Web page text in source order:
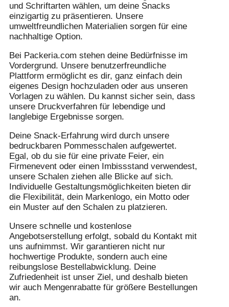
und Schriftarten wählen, um deine Snacks
einzigartig zu präsentieren. Unsere
umweltfreundlichen Materialien sorgen für eine
nachhaltige Option.
Bei Packeria.com stehen deine Bedürfnisse im
Vordergrund. Unsere benutzerfreundliche
Plattform ermöglicht es dir, ganz einfach dein
eigenes Design hochzuladen oder aus unseren
Vorlagen zu wählen. Du kannst sicher sein, dass
unsere Druckverfahren für lebendige und
langlebige Ergebnisse sorgen.
Deine Snack-Erfahrung wird durch unsere
bedruckbaren Pommesschalen aufgewertet.
Egal, ob du sie für eine private Feier, ein
Firmenevent oder einen Imbissstand verwendest,
unsere Schalen ziehen alle Blicke auf sich.
Individuelle Gestaltungsmöglichkeiten bieten dir
die Flexibilität, dein Markenlogo, ein Motto oder
ein Muster auf den Schalen zu platzieren.
Unsere schnelle und kostenlose
Angebotserstellung erfolgt, sobald du Kontakt mit
uns aufnimmst. Wir garantieren nicht nur
hochwertige Produkte, sondern auch eine
reibungslose Bestellabwicklung. Deine
Zufriedenheit ist unser Ziel, und deshalb bieten
wir auch Mengenrabatte für größere Bestellungen
an.